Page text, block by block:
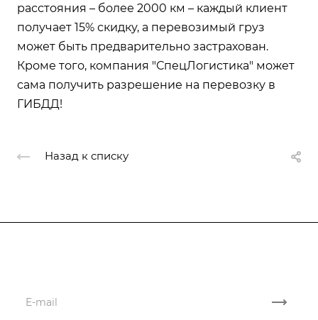
расстояния – более 2000 км – каждый клиент
получает 15% скидку, а перевозимый груз
может быть предварительно застрахован.
Кроме того, компания "СпецЛогистика" может
сама получить разрешение на перевозку в
ГИБДД!
Назад к списку